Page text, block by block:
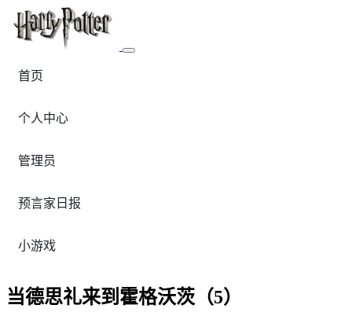
首页
个人中心
管理员
预言家日报
小游戏
当德思礼来到霍格沃茨（5）